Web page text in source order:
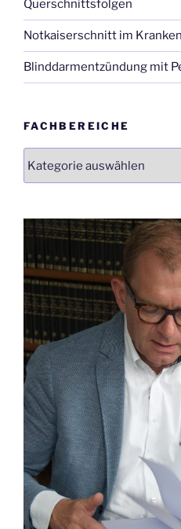
Querschnittsfolgen
Notkaiserschnitt im
Blinddarmentzündung mit
FACHBEREICHE